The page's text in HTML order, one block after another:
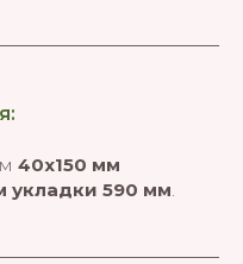
40х150 мм
укладки 590 мм.